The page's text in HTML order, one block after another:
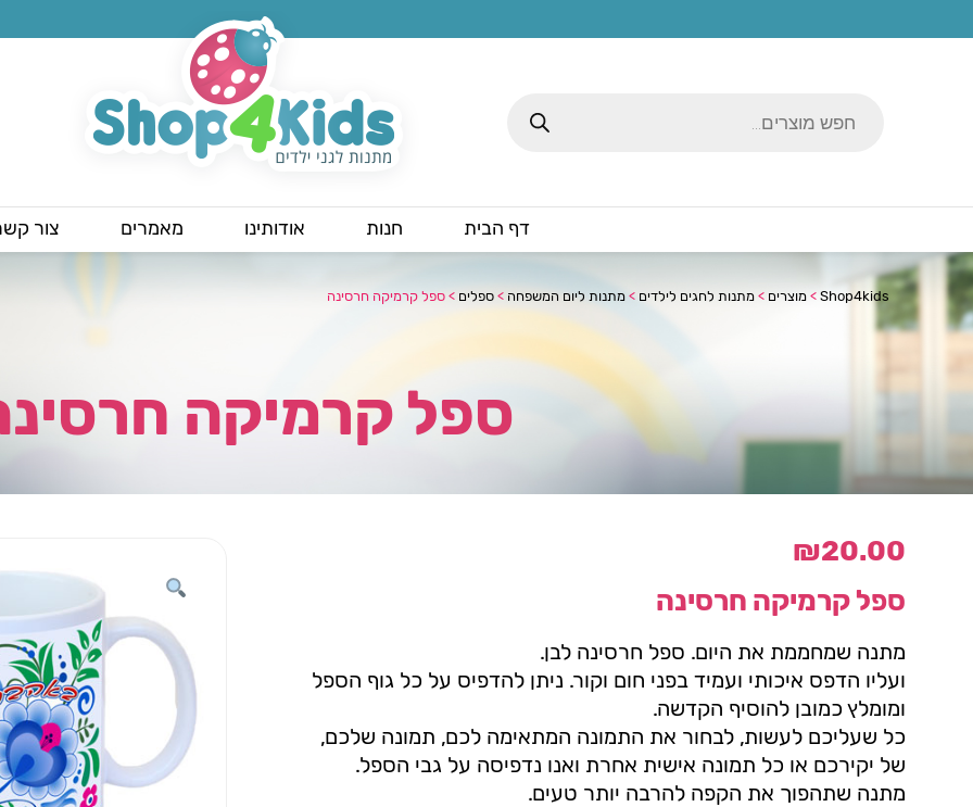
search
דף הבית חנות אודותינו מאמרים צור
Shop4kids
> מוצרים > מתנות לחגים לילדים > מתנות ליום המשפחה > ספלים > ספל קרמיקה חרסינה
ספל קרמיקה
₪20.00
ספל קרמיקה חרסינה
מתנה שמחממת את היום. ספל חרסינה לבן.
ועליו הדפס איכותי ועמיד בפני חום וקור. ניתן להדפיס על כל גוף הספל
ומומלץ כמובן להוסיף הקדשה.
כל שעליכם לעשות, לבחור את התמונה המתאימה לכם, תמונה שלכם,
של יקירכם או כל תמונה אישית אחרת ואנו נדפיסה על גבי הספל.
מתנה שתהפוך את הקפה להרבה יותר טעים.